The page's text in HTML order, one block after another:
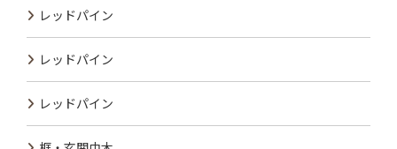
レッドパイン
レッドパイン
レッドパイン